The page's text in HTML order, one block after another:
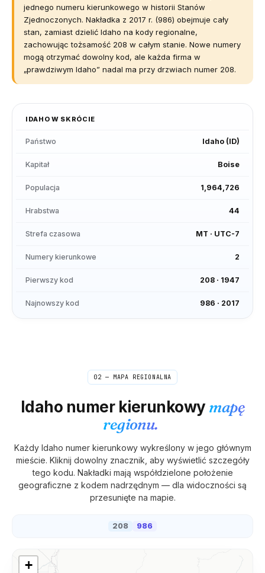
jednego numeru kierunkowego w historii Stanów
Zjednoczonych. Nakładka z 2017 r. (986) obejmuje cały
stan, zamiast dzielić Idaho na kody regionalne,
zachowując tożsamość 208 w całym stanie. Nowe numery
mogą otrzymać dowolny kod, ale każda firma w
„prawdziwym Idaho” nadal ma przy drzwiach numer 208.
IDAHO W SKRÓCIE
Państwo Idaho (ID)
Kapitał Boise
Populacja 1,964,726
Hrabstwa 44
Strefa czasowa MT · UTC-7
Numery kierunkowe 2
Pierwszy kod 208 · 1947
Najnowszy kod 986 · 2017
02 — MAPA REGIONALNA
Idaho numer kierunkowy mapę
regionu.
Każdy Idaho numer kierunkowy wykreślony w jego głównym
mieście. Kliknij dowolny znacznik, aby wyświetlić szczegóły
tego kodu. Nakładki mają współdzielone położenie
geograficzne z kodem nadrzędnym — dla widoczności są
przesunięte na mapie.
208 986
+